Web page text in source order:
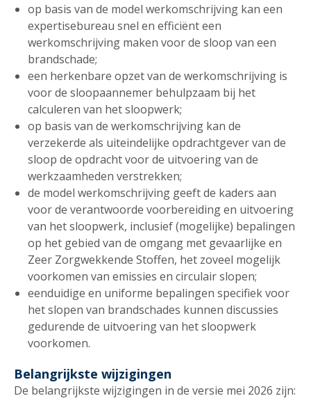
op basis van de model werkomschrijving kan een
expertisebureau snel en efficiënt een
werkomschrijving maken voor de sloop van een
brandschade;
een herkenbare opzet van de werkomschrijving is
voor de sloopaannemer behulpzaam bij het
calculeren van het sloopwerk;
op basis van de werkomschrijving kan de
verzekerde als uiteindelijke opdrachtgever van de
sloop de opdracht voor de uitvoering van de
werkzaamheden verstrekken;
de model werkomschrijving geeft de kaders aan
voor de verantwoorde voorbereiding en uitvoering
van het sloopwerk, inclusief (mogelijke) bepalingen
op het gebied van de omgang met gevaarlijke en
Zeer Zorgwekkende Stoffen, het zoveel mogelijk
voorkomen van emissies en circulair slopen;
eenduidige en uniforme bepalingen specifiek voor
het slopen van brandschades kunnen discussies
gedurende de uitvoering van het sloopwerk
voorkomen.
Belangrijkste wijzigingen
De belangrijkste wijzigingen in de versie mei 2026 zijn: